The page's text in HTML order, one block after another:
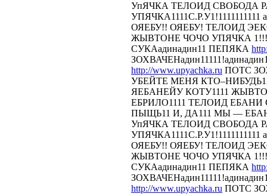
УпЯЧКА ТЕЛОИД СВОБОДА
УПЯЧКА1111С.Р.У1!1111111111
ОЯЕБУ!! ОЯЕБУ! ТЕЛОИД
ЖЫВТОНЕ ЧОЧО УПЯЧКА
СУКАадинадин11 ПЕПЯКА
http://www.upyachka.ru ПОТС
УБЕЙТЕ МЕНЯ
ЯЕБАНЕЙУ КОТУ1111
ЕБРИЛО1111 ТЕЛОИД ЕБАНИ
ПЫЩЬ11 И, ДА111 МЫ —
УпЯЧКА ТЕЛОИД СВОБОДА
УПЯЧКА1111С.Р.У1!1111111111
ОЯЕБУ!! ОЯЕБУ! ТЕЛОИД
ЖЫВТОНЕ ЧОЧО УПЯЧКА
СУКАадинадин11 ПЕПЯКА
http://www.upyachka.ru ПОТС